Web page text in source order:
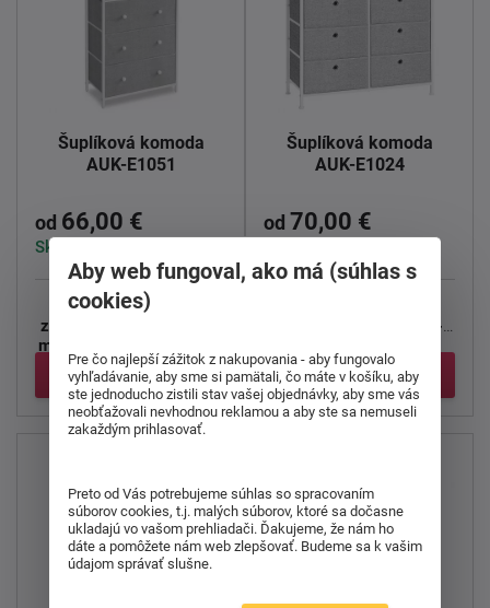
Šuplíková komoda
AUK-E1051
od 66,00 €
Skladom > 5 ks
Komoda so štyrmi
zásuvkami - kompaktná,
moderná a praktická
...
Detail
Šuplíková komoda
AUK-E1024
od 70,00 €
látkovými zásuvkami -
elegantná ...
Detail
Aby web fungoval, ako má (súhlas s
cookies)
Pre čo najlepší zážitok z nakupovania - aby fungovalo
vyhľadávanie, aby sme si pamätali, čo máte v košíku, aby
ste jednoducho zistili stav vašej objednávky, aby sme vás
neobťažovali nevhodnou reklamou a aby ste sa nemuseli
zakaždým prihlasovať.
Preto od Vás potrebujeme súhlas so spracovaním
súborov cookies, t.j. malých súborov, ktoré sa dočasne
ukladajú vo vašom prehliadači. Ďakujeme, že nám ho
dáte a pomôžete nám web zlepšovať. Budeme sa k vašim
údajom správať slušne.